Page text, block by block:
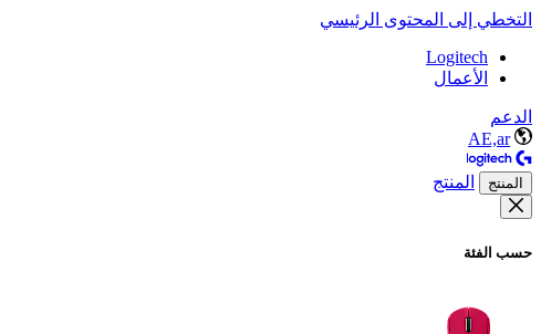
التخطي إلى المحتوى الرئيسي
Logitech
الأعمال
الدعم
AE,ar
المنتج المنتج
حسب الفئة